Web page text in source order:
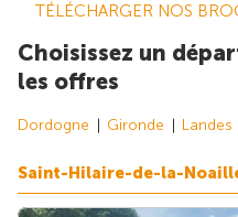
TÉLÉCHARGER NOS
Choisissez un
les offres
Dordogne Gironde Landes
Saint-Hilaire-de-la-